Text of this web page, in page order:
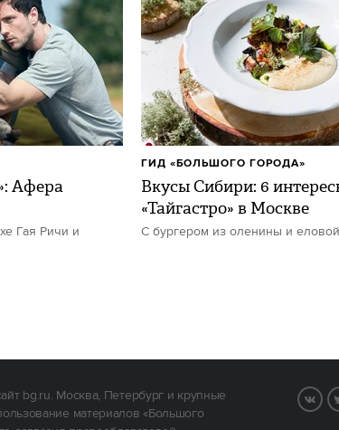
Афера
Гая Ричи и
Вкусы Сибири: 6
«Тайгастро» в Москве
С бургером из оленины и
ГИД «БОЛЬШОГО ГОРОДА»
bg.ru. Москва, Петербург и крупные
материалов «Большого
VK